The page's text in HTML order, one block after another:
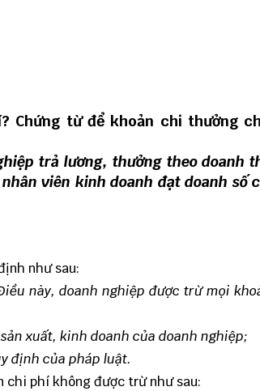
Chứng từ để khoản chi thưởng
trả lương, thưởng theo doanh
viên kinh doanh đạt doanh số
như sau:
này, doanh nghiệp được trừ mọi
xuất, kinh doanh của doanh nghiệp;
định của pháp luật.
chi phí không được trừ như sau: